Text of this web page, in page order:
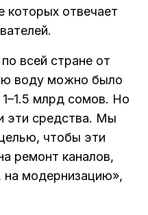
которых отвечает
всей стране от
воду можно было
млрд сомов. Но
эти средства. Мы
чтобы эти
ремонт каналов,
на модернизацию»,